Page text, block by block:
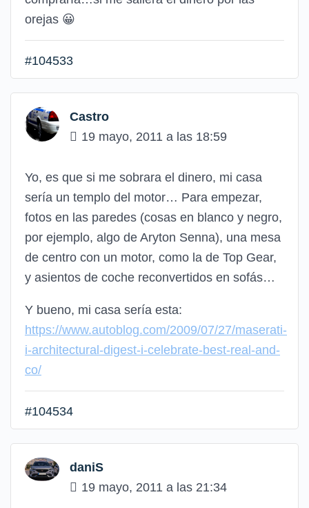
orejas 😀
#104533
Castro
19 mayo, 2011 a las 18:59
Yo, es que si me sobrara el dinero, mi casa
sería un templo del motor… Para empezar,
fotos en las paredes (cosas en blanco y negro,
por ejemplo, algo de Aryton Senna), una mesa
de centro con un motor, como la de Top Gear,
y asientos de coche reconvertidos en sofás…
Y bueno, mi casa sería esta:
https://www.autoblog.com/2009/07/27/maserati-
i-architectural-digest-i-celebrate-best-real-and-
co/
#104534
daniS
19 mayo, 2011 a las 21:34